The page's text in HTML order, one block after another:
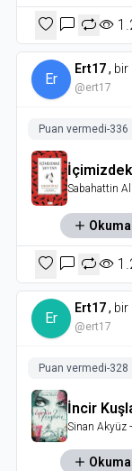
Er
Ert17, bir
@ert17
Puan vermedi-336
Sabahattin Ali
Er
Ert17, bir
@ert17
Puan vermedi-328
İncir
Sinan Akyüz-